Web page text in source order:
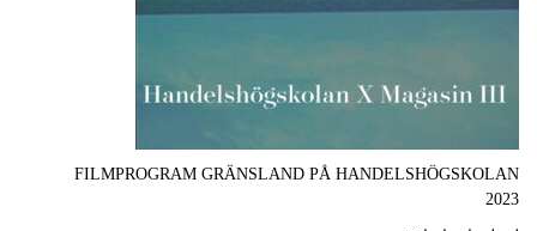
FILMPROGRAM GRÄNSLAND PÅ HANDELSHÖGSKOLAN
2023